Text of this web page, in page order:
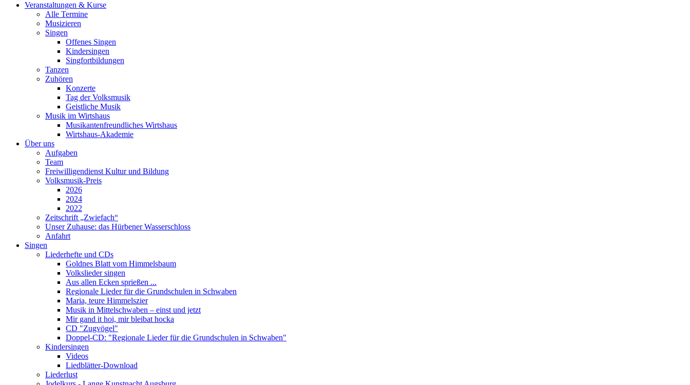
Veranstaltungen & Kurse
Alle Termine
Musizieren
Singen
Offenes Singen
Kindersingen
Singfortbildungen
Tanzen
Zuhören
Konzerte
Tag der Volksmusik
Geistliche Musik
Musik im Wirtshaus
Musikantenfreundliches Wirtshaus
Wirtshaus-Akademie
Über uns
Aufgaben
Team
Freiwilligendienst Kultur und Bildung
Volksmusik-Preis
2026
2024
2022
Zeitschrift „Zwiefach“
Unser Zuhause: das Hürbener Wasserschloss
Anfahrt
Singen
Liederhefte und CDs
Goldnes Blatt vom Himmelsbaum
Volkslieder singen
Aus allen Ecken sprießen ...
Regionale Lieder für die Grundschulen in Schwaben
Maria, teure Himmelszier
Musik in Mittelschwaben – einst und jetzt
Mir gand it hoi, mir bleibat hocka
CD "Zugvögel"
Doppel-CD: "Regionale Lieder für die Grundschulen in Schwaben"
Kindersingen
Videos
Liedblätter-Download
Liederlust